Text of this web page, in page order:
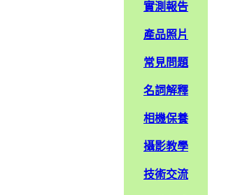
實測報告
產品照片
常見問題
名詞解釋
相機保養
攝影教學
技術交流